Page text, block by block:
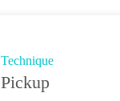
Technique
Pickup